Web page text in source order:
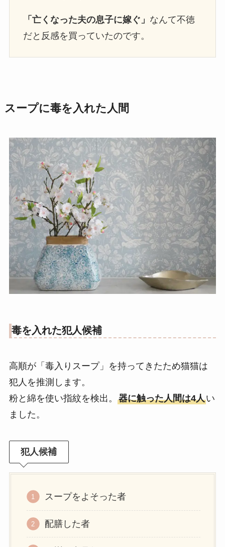
「亡くなった夫の息子に嫁ぐ」 なんて不徳
だと反感を買っていたのです。
スープに毒を入れた人間
毒を入れた犯人候補
高順が「毒入りスープ」を持ってきたため猫猫は
犯人を推測します。
粉と綿を使い指紋を検出。 器に触った人間は4人い
ました。
犯人候補
スープをよそった者
配膳した者